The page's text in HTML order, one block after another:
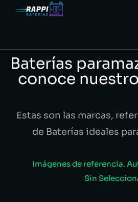
Baterías
conoce
Estas son las marcas,
de Baterías ideales
Imágenes de referencia.
Sin